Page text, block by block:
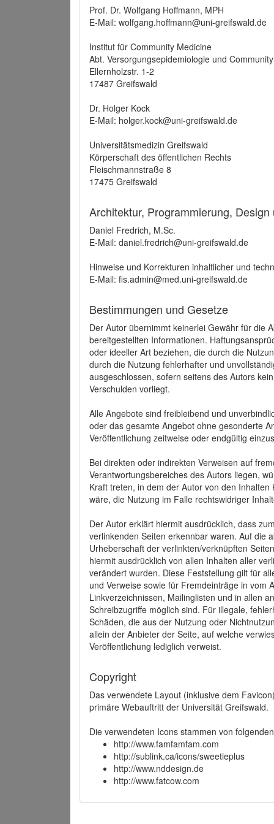
Prof. Dr. Wolfgang Hoffmann, MPH
E-Mail: wolfgang.hoffmann@uni-greifswald.de
Institut für Community Medicine
Abt. Versorgungsepidemiologie und
Ellernholzstr. 1-2
17487 Greifswald
Dr. Holger Kock
E-Mail: holger.kock@uni-greifswald.de
Universitätsmedizin Greifswald
Körperschaft des öffentlichen Rechts
Fleischmannstraße 8
17475 Greifswald
Architektur, Programmierung,
Daniel Fredrich, M.Sc.
E-Mail: daniel.fredrich@uni-greifswald.de
Hinweise und Korrekturen inhaltlicher und
E-Mail: fis.admin@med.uni-greifswald.de
Bestimmungen und Gesetze
Der Autor übernimmt keinerlei Gewähr für die
bereitgestellten Informationen.
oder ideeller Art beziehen, die durch die
durch die Nutzung fehlerhafter und
ausgeschlossen, sofern seitens des Autors
Verschulden vorliegt.
Alle Angebote sind freibleibend und
oder das gesamte Angebot ohne gesonderte
Veröffentlichung zeitweise oder endgültig
Bei direkten oder indirekten Verweisen auf
Verantwortungsbereiches des Autors liegen,
Kraft treten, in dem der Autor von den
wäre, die Nutzung im Falle rechtswidriger
Der Autor erklärt hiermit ausdrücklich, dass
verlinkenden Seiten erkennbar waren. Auf die
Urheberschaft der verlinkten/verknüpften
hiermit ausdrücklich von allen Inhalten aller
verändert wurden. Diese Feststellung gilt für
und Verweise sowie für Fremdeinträge in vom
Linkverzeichnissen, Mailinglisten und in allen
Schreibzugriffe möglich sind. Für illegale,
Schäden, die aus der Nutzung oder
allein der Anbieter der Seite, auf welche
Veröffentlichung lediglich verweist.
Copyright
Das verwendete Layout (inklusive dem
primäre Webauftritt der Universität Greifswald.
Die verwendeten Icons stammen von
http://www.famfamfam.com
http://sublink.ca/icons/sweetieplus
http://www.nddesign.de
http://www.fatcow.com